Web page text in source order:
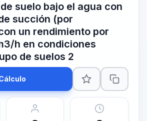
suelo bajo el agua con
succión (por
un rendimiento por
h en condiciones
de suelos 2